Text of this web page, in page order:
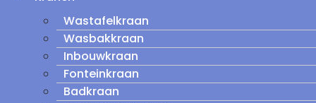
Wastafelkraan
Wasbakkraan
Inbouwkraan
Fonteinkraan
Badkraan